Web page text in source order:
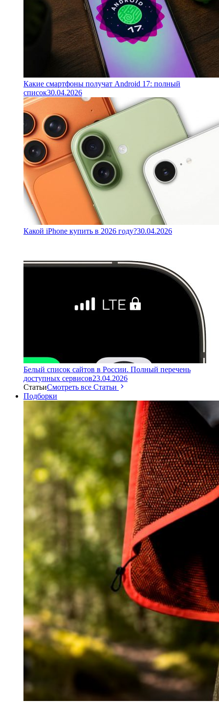
Какие смартфоны получат Android 17: полный
список30.04.2026
Какой iPhone купить в 2026 году?30.04.2026
Белый список сайтов в России. Полный перечень
доступных сервисов23.04.2026
СтатьиСмотреть все Статьи
Подборки